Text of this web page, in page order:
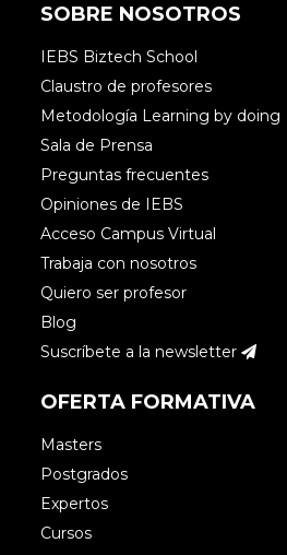
SOBRE NOSOTROS
IEBS Biztech School
Claustro de profesores
Metodología Learning by doing
Sala de Prensa
Preguntas frecuentes
Opiniones de IEBS
Acceso Campus Virtual
Trabaja con nosotros
Quiero ser profesor
Blog
Suscríbete a la newsletter
OFERTA FORMATIVA
Masters
Postgrados
Expertos
Cursos